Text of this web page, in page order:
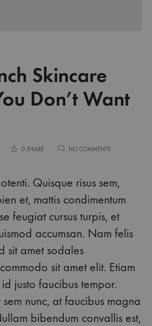
Skincare
Don’t Want
0 SHARE NO COMMENTSON
SECRET
DON’T
WANT
TO
MISS
Quisque risus sem,
et, mattis condimentum
feugiat cursus turpis, et
accumsan. Nam felis
sit amet sodales
sit amet elit. Etiam
justo faucibus tempor.
nunc, at faucibus magna
bibendum convallis est,